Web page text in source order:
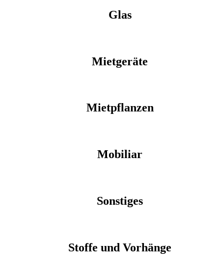
Glas
Mietgeräte
Mietpflanzen
Mobiliar
Sonstiges
Stoffe und Vorhänge